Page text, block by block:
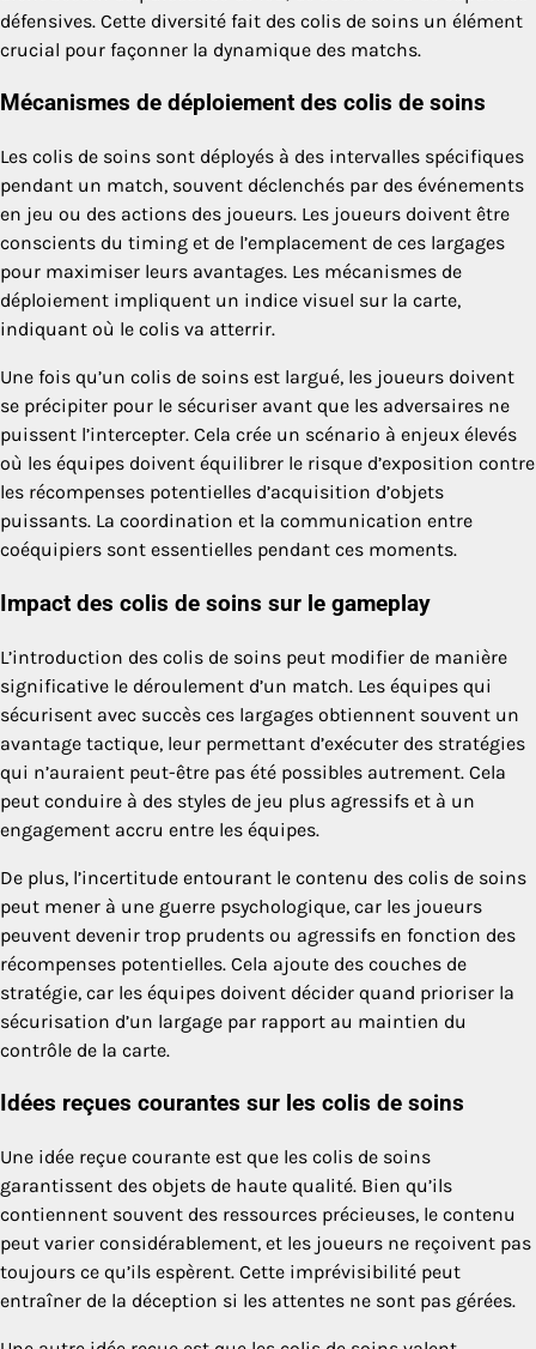
défensives. Cette diversité fait des colis de soins un élément
crucial pour façonner la dynamique des matchs.
Mécanismes de déploiement des colis de soins
Les colis de soins sont déployés à des intervalles spécifiques
pendant un match, souvent déclenchés par des événements
en jeu ou des actions des joueurs. Les joueurs doivent être
conscients du timing et de l’emplacement de ces largages
pour maximiser leurs avantages. Les mécanismes de
déploiement impliquent un indice visuel sur la carte,
indiquant où le colis va atterrir.
Une fois qu’un colis de soins est largué, les joueurs doivent
se précipiter pour le sécuriser avant que les adversaires ne
puissent l’intercepter. Cela crée un scénario à enjeux élevés
où les équipes doivent équilibrer le risque d’exposition contre
les récompenses potentielles d’acquisition d’objets
puissants. La coordination et la communication entre
coéquipiers sont essentielles pendant ces moments.
Impact des colis de soins sur le gameplay
L’introduction des colis de soins peut modifier de manière
significative le déroulement d’un match. Les équipes qui
sécurisent avec succès ces largages obtiennent souvent un
avantage tactique, leur permettant d’exécuter des stratégies
qui n’auraient peut-être pas été possibles autrement. Cela
peut conduire à des styles de jeu plus agressifs et à un
engagement accru entre les équipes.
De plus, l’incertitude entourant le contenu des colis de soins
peut mener à une guerre psychologique, car les joueurs
peuvent devenir trop prudents ou agressifs en fonction des
récompenses potentielles. Cela ajoute des couches de
stratégie, car les équipes doivent décider quand prioriser la
sécurisation d’un largage par rapport au maintien du
contrôle de la carte.
Idées reçues courantes sur les colis de soins
Une idée reçue courante est que les colis de soins
garantissent des objets de haute qualité. Bien qu’ils
contiennent souvent des ressources précieuses, le contenu
peut varier considérablement, et les joueurs ne reçoivent pas
toujours ce qu’ils espèrent. Cette imprévisibilité peut
entraîner de la déception si les attentes ne sont pas gérées.